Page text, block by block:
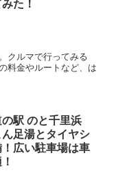
た！
クルマで行ってみる
料金やルートなど、は
の駅 のと千里浜
足湯とタイヤシ
広い駐車場は車